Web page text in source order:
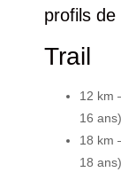
profils de
Trail
12 km
16 ans)
18 km
18 ans)